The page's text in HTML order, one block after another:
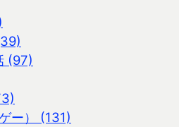
(97)
ー） (131)